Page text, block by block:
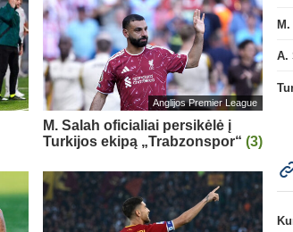
Anglijos Premier League
M. Salah oficialiai persikėlė į
Turkijos ekipą „Trabzonspor“ (3)